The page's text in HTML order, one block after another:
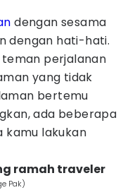
dengan sesama
dengan hati-hati.
perjalanan
yang tidak
bertemu
ada beberapa
kamu lakukan
ramah traveler
Pak)